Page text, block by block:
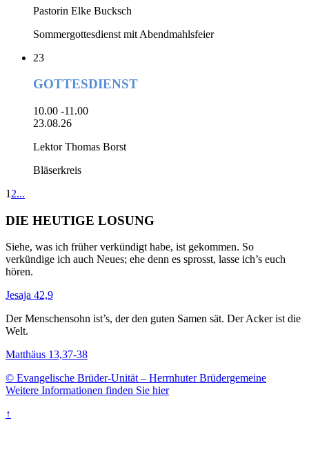
Pastorin Elke Bucksch
Sommergottesdienst mit Abendmahlsfeier
23
GOTTESDIENST
10.00 -11.00
23.08.26
Lektor Thomas Borst
Bläserkreis
1 2...
DIE HEUTIGE LOSUNG
Siehe, was ich früher verkündigt habe, ist gekommen. So
verkündige ich auch Neues; ehe denn es sprosst, lasse ich’s euch
hören.
Jesaja 42,9
Der Menschensohn ist’s, der den guten Samen sät. Der Acker ist die
Welt.
Matthäus 13,37-38
© Evangelische Brüder-Unität – Herrnhuter Brüdergemeine
Weitere Informationen finden Sie hier
↑